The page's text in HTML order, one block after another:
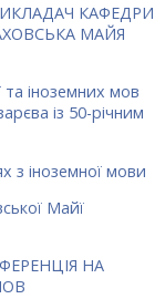
КАФЕДРИ
МАЙЯ
та іноземних мов
із 50-річним
з іноземної мови
Майї
НА